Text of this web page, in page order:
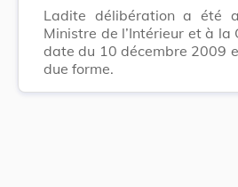
Ladite délibération a été
Ministre de l’Intérieur et à la
date du 10 décembre 2009
due forme.